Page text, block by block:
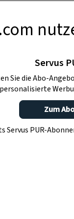
Servus
Sie die Abo-
Zum
Servus PUR-